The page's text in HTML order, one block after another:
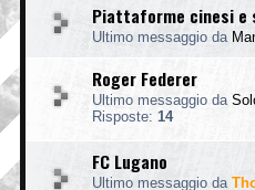
Piattaforme cinesi e
Ultimo messaggio da
Roger Federer
Ultimo messaggio da
Risposte: 14
FC Lugano
Ultimo messaggio da